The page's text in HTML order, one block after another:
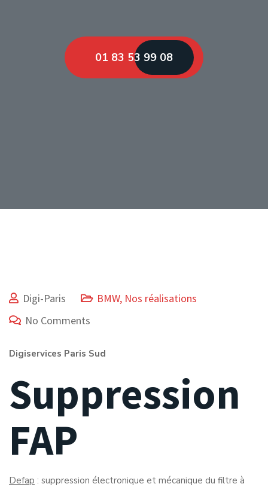
01 83 53 99 08
Digi-Paris BMW, Nos réalisations
No Comments
Digiservices Paris Sud
Suppression
FAP
Defap : suppression électronique et mécanique du filtre à